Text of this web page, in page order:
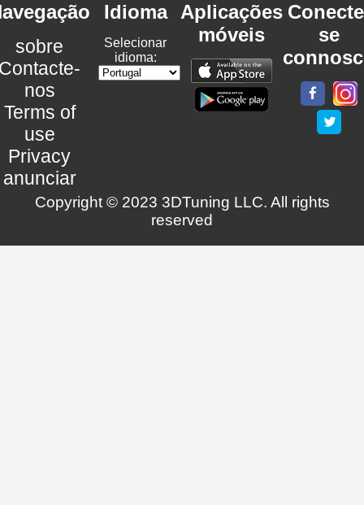
sobre
nos
Terms of
use
Privacy
anunciar
Idioma
Selecionar
idioma:
Aplicações
móveis
se
Copyright © 2023 3DTuning LLC. All rights
reserved